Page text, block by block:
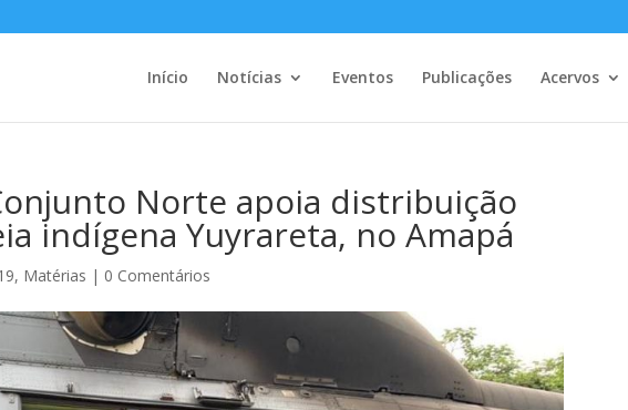
Início Notícias Eventos Publicações Acervos
Norte apoia distribuição
indígena Yuyrareta, no Amapá
, Matérias | 0 Comentários